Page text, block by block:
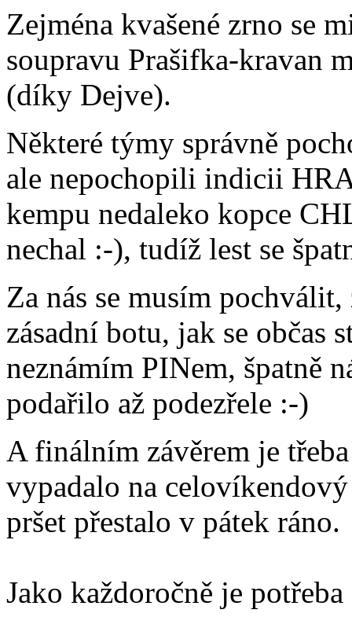
Zejména kvašené zrno se
soupravu Prašifka-kravan
(díky Dejve).
Některé týmy správně
ale nepochopili indicii
kempu nedaleko kopce
nechal :-), tudíž lest se
Za nás se musím
zásadní botu, jak se občas
neznámím PINem, špatně
podařilo až podezřele :-)
A finálním závěrem je
vypadalo na
pršet přestalo v pátek ráno.
Jako každoročně je